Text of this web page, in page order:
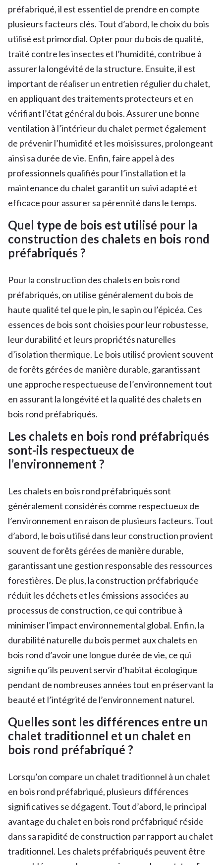
préfabriqué, il est essentiel de prendre en compte
plusieurs facteurs clés. Tout d’abord, le choix du bois
utilisé est primordial. Opter pour du bois de qualité,
traité contre les insectes et l’humidité, contribue à
assurer la longévité de la structure. Ensuite, il est
important de réaliser un entretien régulier du chalet,
en appliquant des traitements protecteurs et en
vérifiant l’état général du bois. Assurer une bonne
ventilation à l’intérieur du chalet permet également
de prévenir l’humidité et les moisissures, prolongeant
ainsi sa durée de vie. Enfin, faire appel à des
professionnels qualifiés pour l’installation et la
maintenance du chalet garantit un suivi adapté et
efficace pour assurer sa pérennité dans le temps.
Quel type de bois est utilisé pour la
construction des chalets en bois rond
préfabriqués ?
Pour la construction des chalets en bois rond
préfabriqués, on utilise généralement du bois de
haute qualité tel que le pin, le sapin ou l’épicéa. Ces
essences de bois sont choisies pour leur robustesse,
leur durabilité et leurs propriétés naturelles
d’isolation thermique. Le bois utilisé provient souvent
de forêts gérées de manière durable, garantissant
une approche respectueuse de l’environnement tout
en assurant la longévité et la qualité des chalets en
bois rond préfabriqués.
Les chalets en bois rond préfabriqués
sont-ils respectueux de
l’environnement ?
Les chalets en bois rond préfabriqués sont
généralement considérés comme respectueux de
l’environnement en raison de plusieurs facteurs. Tout
d’abord, le bois utilisé dans leur construction provient
souvent de forêts gérées de manière durable,
garantissant une gestion responsable des ressources
forestières. De plus, la construction préfabriquée
réduit les déchets et les émissions associées au
processus de construction, ce qui contribue à
minimiser l’impact environnemental global. Enfin, la
durabilité naturelle du bois permet aux chalets en
bois rond d’avoir une longue durée de vie, ce qui
signifie qu’ils peuvent servir d’habitat écologique
pendant de nombreuses années tout en préservant la
beauté et l’intégrité de l’environnement naturel.
Quelles sont les différences entre un
chalet traditionnel et un chalet en
bois rond préfabriqué ?
Lorsqu’on compare un chalet traditionnel à un chalet
en bois rond préfabriqué, plusieurs différences
significatives se dégagent. Tout d’abord, le principal
avantage du chalet en bois rond préfabriqué réside
dans sa rapidité de construction par rapport au chalet
traditionnel. Les chalets préfabriqués peuvent être